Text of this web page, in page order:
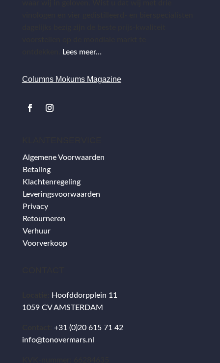
Lees meer…
Columns Mokums Magazine
Algemene Voorwaarden
Betaling
Klachtenregeling
Leveringsvoorwaarden
Privacy
Retourneren
Verhuur
Voorverkoop
Hoofddorpplein 11
1059 CV AMSTERDAM
+31 (0)20 615 71 42
info@tonovermars.nl